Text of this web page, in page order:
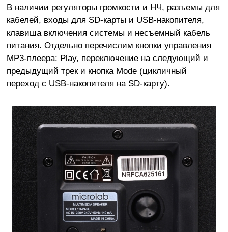
В наличии регуляторы громкости и НЧ, разъемы для
кабелей, входы для SD-карты и USB-накопителя,
клавиша включения системы и несъемный кабель
питания. Отдельно перечислим кнопки управления
MP3-плеера: Play, переключение на следующий и
предыдущий трек и кнопка Mode (цикличный
переход с USB-накопителя на SD-карту).